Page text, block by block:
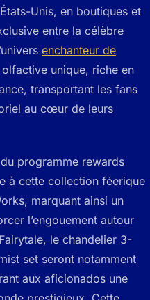
Unis, en boutiques et
entre la célèbre
enchanteur de
unique, riche en
transportant les fans
au cœur de leurs
programme rewards
à cette collection féerique
marquant ainsi un
l’engouement autour
le chandelier 3-
set seront notamment
aux aficionados une